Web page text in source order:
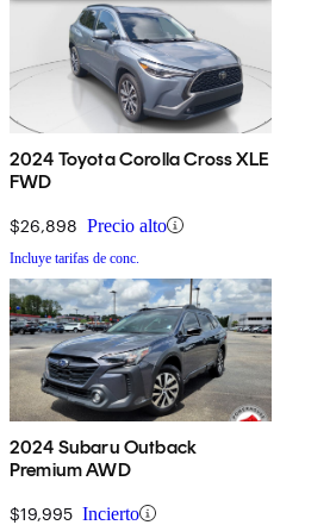
2024 Toyota Corolla Cross XLE
FWD
$26,898 Precio alto
Incluye tarifas de conc.
2024 Subaru Outback
Premium AWD
$19,995 Incierto